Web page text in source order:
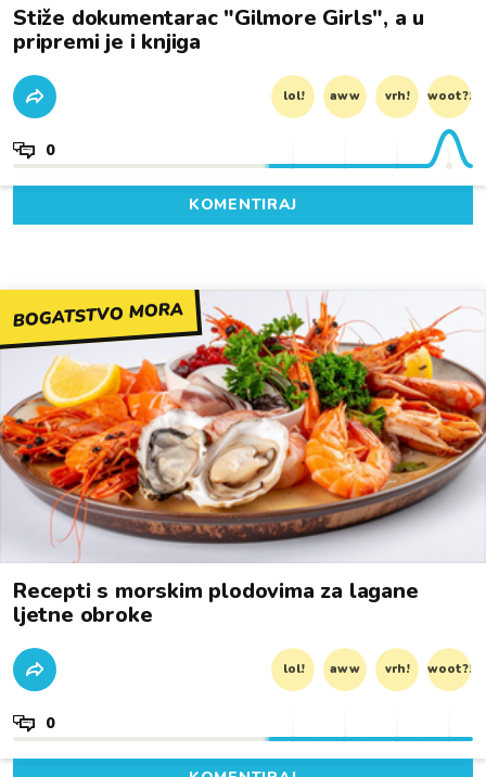
Stiže dokumentarac "Gilmore Girls", a u
pripremi je i knjiga
lol! aww vrh! woot?!
0
KOMENTIRAJ
BOGATSTVO MORA
Recepti s morskim plodovima za lagane
ljetne obroke
lol! aww vrh! woot?!
0